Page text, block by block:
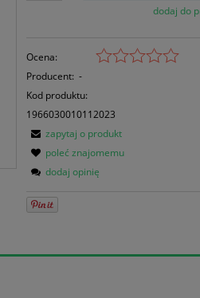
dodaj do
Ocena:
Producent: -
Kod produktu:
1966030010112023
zapytaj o produkt
poleć znajomemu
dodaj opinię